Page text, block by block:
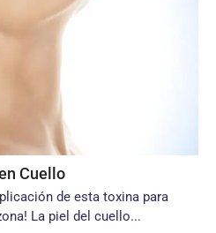
Cuello
de esta toxina para
La piel del cuello...